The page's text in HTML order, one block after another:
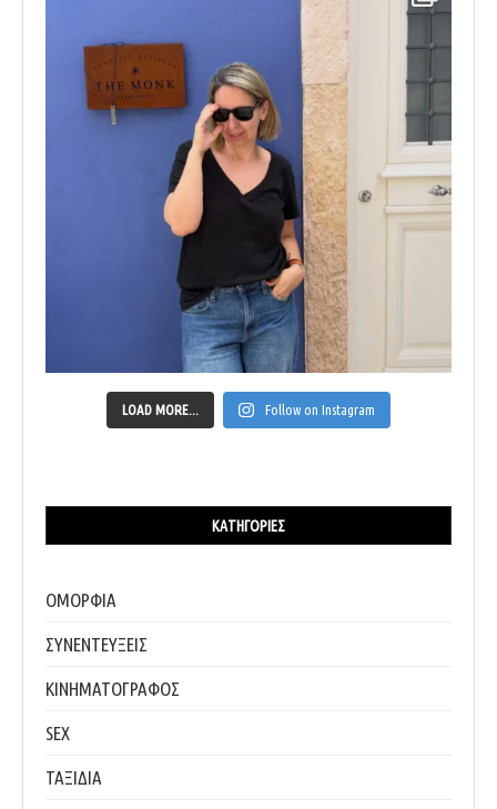
LOAD MORE... Follow on Instagram
ΚΑΤΗΓΟΡΊΕΣ
ΟΜΟΡΦΙΑ
ΣΥΝΕΝΤΕΥΞΕΙΣ
ΚΙΝΗΜΑΤΟΓΡΑΦΟΣ
SEX
ΤΑΞΙΔΙΑ